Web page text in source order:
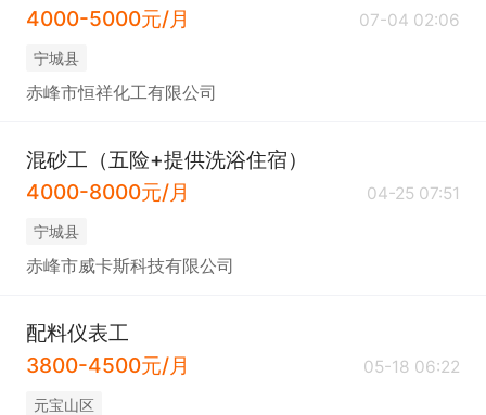
4000-5000元/月
07-04 02:06
宁城县
赤峰市恒祥化工有限公司
混砂工（五险+提供洗浴住宿）
4000-8000元/月
04-25 07:51
宁城县
赤峰市威卡斯科技有限公司
配料仪表工
3800-4500元/月
05-18 06:22
元宝山区